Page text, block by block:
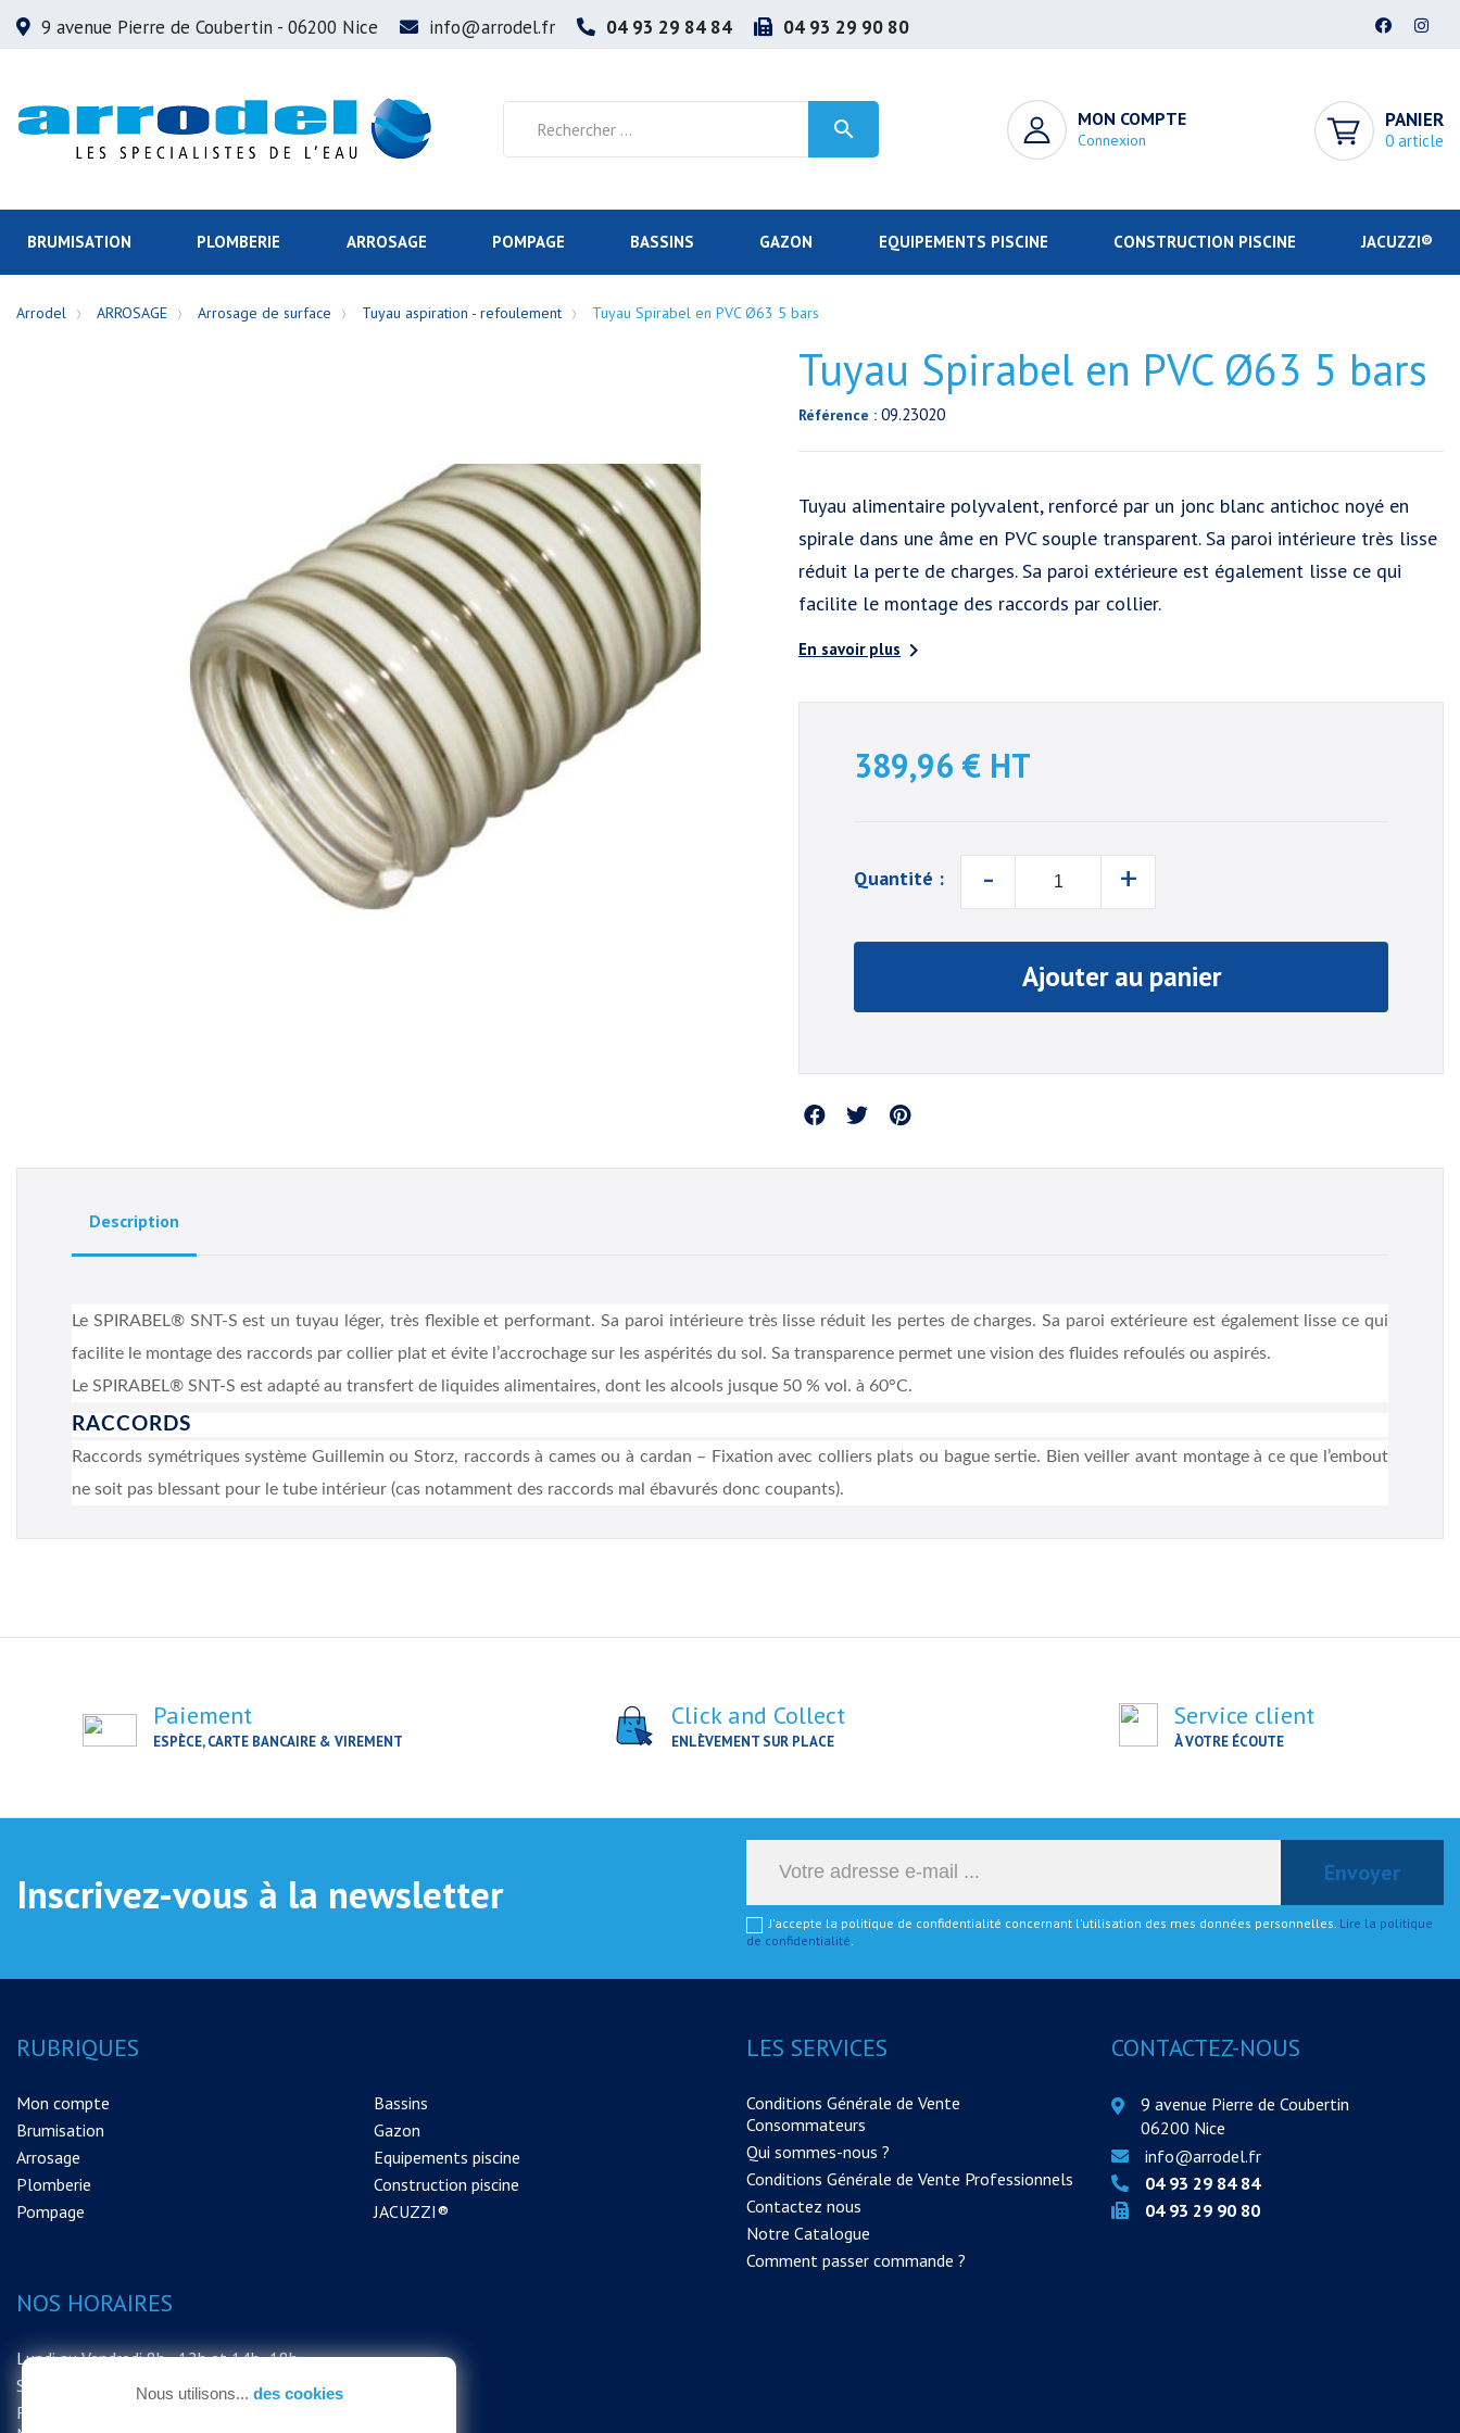
9 avenue Pierre de Coubertin - 06200 Nice info@arrodel.fr 04 93 29 84 84 04 93 29 90 80
 MON COMPTE
Connexion
PANIER
0 article
BRUMISATION PLOMBERIE ARROSAGE POMPAGE BASSINS GAZON EQUIPEMENTS PISCINE CONSTRUCTION PISCINE JACUZZI®
Arrodel ARROSAGE Arrosage de surface Tuyau aspiration - refoulement Tuyau Spirabel en PVC Ø63 5 bars
Tuyau Spirabel en PVC Ø63 5 bars
Référence : 09.23020
Tuyau alimentaire polyvalent, renforcé par un jonc blanc antichoc noyé en
spirale dans une âme en PVC souple transparent. Sa paroi intérieure très lisse
réduit la perte de charges. Sa paroi extérieure est également lisse ce qui
facilite le montage des raccords par collier.
En savoir plus 
389,96 € HT
Quantité : - +
Ajouter au panier
Partager
Description
Le SPIRABEL® SNT-S est un tuyau léger, très flexible et performant. Sa paroi intérieure très lisse réduit les pertes de charges. Sa paroi extérieure est également lisse ce qui
facilite le montage des raccords par collier plat et évite l’accrochage sur les aspérités du sol. Sa transparence permet une vision des fluides refoulés ou aspirés.
Le SPIRABEL® SNT-S est adapté au transfert de liquides alimentaires, dont les alcools jusque 50 % vol. à 60°C.
RACCORDS
Raccords symétriques système Guillemin ou Storz, raccords à cames ou à cardan – Fixation avec colliers plats ou bague sertie. Bien veiller avant montage à ce que l’embout
ne soit pas blessant pour le tube intérieur (cas notamment des raccords mal ébavurés donc coupants).
Paiement
ESPÈCE, CARTE BANCAIRE & VIREMENT
Click and Collect
ENLÈVEMENT SUR PLACE
Service client
À VOTRE ÉCOUTE
Inscrivez-vous à la newsletter
J'accepte la politique de confidentialité concernant l'utilisation des mes données personnelles. Lire la politique
de confidentialité
RUBRIQUES
Mon compte
Brumisation
Arrosage
Plomberie
Pompage
Bassins
Gazon
Equipements piscine
Construction piscine
JACUZZI®
LES SERVICES
Conditions Générale de Vente
Consommateurs
Qui sommes-nous ?
Conditions Générale de Vente Professionnels
Contactez nous
Notre Catalogue
Comment passer commande ?
NOS HORAIRES
Lundi au Vendredi 8h - 12h et 14h -18h
Samedi 8h - 12h
FERMETURE EXCEPTIONNELLE DU
CONTACTEZ-NOUS
9 avenue Pierre de Coubertin
06200 Nice
info@arrodel.fr
04 93 29 84 84
04 93 29 90 80
Nous utilisons... des cookies